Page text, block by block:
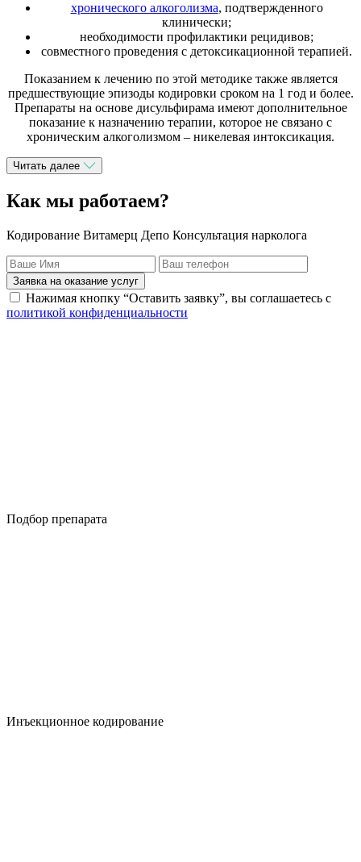
хронического алкоголизма, подтвержденного
клинически;
необходимости профилактики рецидивов;
совместного проведения с детоксикационной терапией.
Показанием к лечению по этой методике также является
предшествующие эпизоды кодировки сроком на 1 год и более.
Препараты на основе дисульфирама имеют дополнительное
показание к назначению терапии, которое не связано с
хроническим алкоголизмом – никелевая интоксикация.
Читать далее
Как мы работаем?
Кодирование Витамерц Депо Консультация нарколога
Заявка на оказание услуг
Нажимая кнопку “Оставить заявку”, вы соглашаетесь с
политикой конфиденциальности
Подбор препарата
Инъекционное кодирование